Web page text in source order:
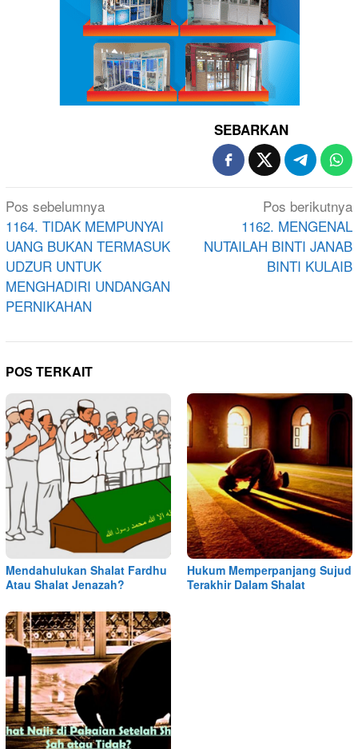
SEBARKAN
Navigasi
pos
Pos sebelumnya
1164. TIDAK MEMPUNYAI
UANG BUKAN TERMASUK
UDZUR UNTUK
MENGHADIRI UNDANGAN
PERNIKAHAN
Pos berikutnya
1162. MENGENAL
NUTAILAH BINTI JANAB
BINTI KULAIB
POS TERKAIT
Mendahulukan Shalat Fardhu
Atau Shalat Jenazah?
Hukum Memperpanjang Sujud
Terakhir Dalam Shalat